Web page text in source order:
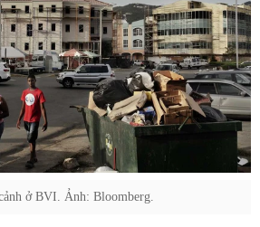
ở BVI. Ảnh: Bloomberg.